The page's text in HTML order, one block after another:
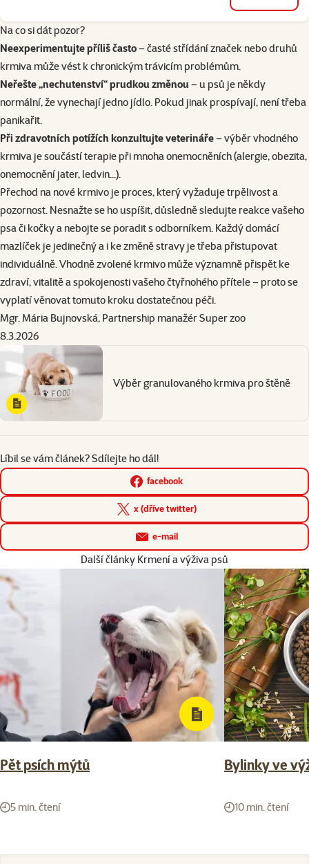
Na co si dát pozor?
Neexperimentujte příliš často– časté střídání značek nebo druhů
krmiva může vést k chronickým trávicím problémům.
Neřešte „nechutenství“ prudkou změnou– u psů je někdy
normální, že vynechají jedno jídlo. Pokud jinak prospívají, není třeba
panikařit.
Při zdravotních potížích konzultujte veterináře– výběr vhodného
krmiva je součástí terapie při mnoha onemocněních (alergie, obezita,
onemocnění jater, ledvin...).
Přechod na nové krmivo je proces, který vyžaduje trpělivost a
pozornost. Nesnažte se ho uspíšit, důsledně sledujte reakce vašeho
psa či kočky a nebojte se poradit s odborníkem. Každý domácí
mazlíček je jedinečný a i ke změně stravy je třeba přistupovat
individuálně. Vhodně zvolené krmivo může významně přispět ke
zdraví, vitalitě a spokojenosti vašeho čtyřnohého přítele – proto se
vyplatí věnovat tomuto kroku dostatečnou péči.
Mgr. Mária Bujnovská, Partnership manažér Super zoo
8.3.2026
Výběr granulovaného krmiva pro štěně
Líbil se vám článek? Sdílejte ho dál!
facebook
x (dříve twitter)
e-mail
Další články Krmení a výživa psů
Pět psích mýtů
5 min. čtení
Bylinky ve
10 min. čtení